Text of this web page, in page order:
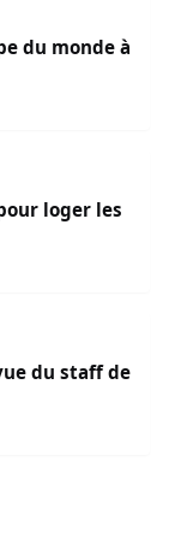
du monde à
loger les
du staff de